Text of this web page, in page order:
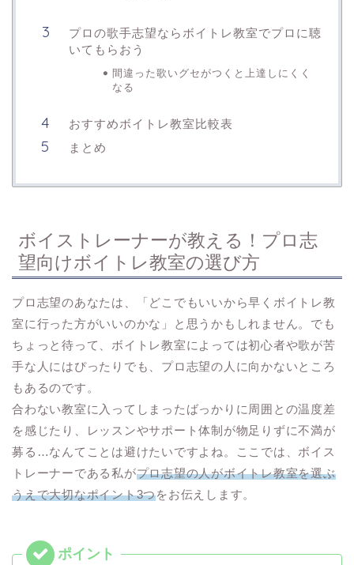
プロの歌手志望ならボイトレ教室でプロに聴
いてもらおう
間違った歌いグセがつくと上達しにくく
なる
おすすめボイトレ教室比較表
まとめ
ボイストレーナーが教える！プロ志
望向けボイトレ教室の選び方
プロ志望のあなたは、「どこでもいいから早くボイトレ教
室に行った方がいいのかな」と思うかもしれません。でも
ちょっと待って、ボイトレ教室によっては初心者や歌が苦
手な人にはぴったりでも、プロ志望の人に向かないところ
もあるのです。
合わない教室に入ってしまったばっかりに周囲との温度差
を感じたり、レッスンやサポート体制が物足りずに不満が
募る…なんてことは避けたいですよね。ここでは、ボイス
トレーナーである私がプロ志望の人がボイトレ教室を選ぶ
うえで大切なポイント3つをお伝えします。